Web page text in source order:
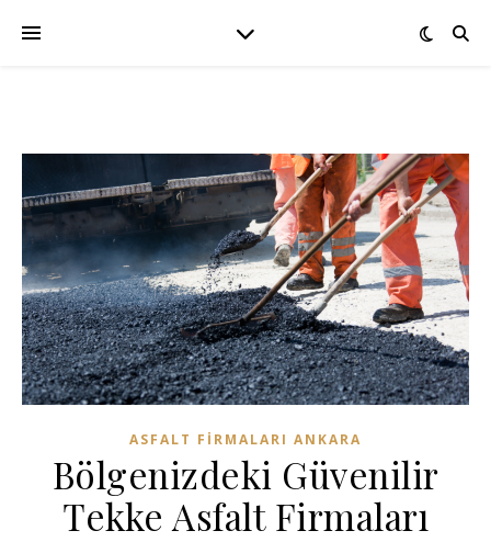
ASFALT FIRMALARI ANKARA
Bölgenizdeki Güvenilir
Tekke Asfalt Firmaları